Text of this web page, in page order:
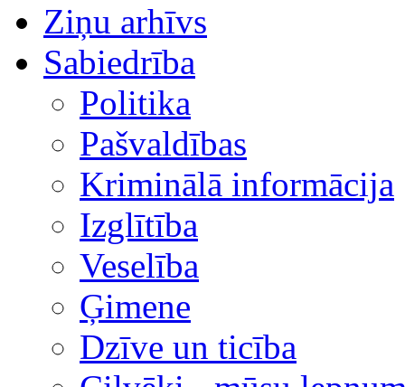
Ziņu arhīvs
Sabiedrība
Politika
Pašvaldības
Kriminālā informācija
Izglītība
Veselība
Ģimene
Dzīve un ticība